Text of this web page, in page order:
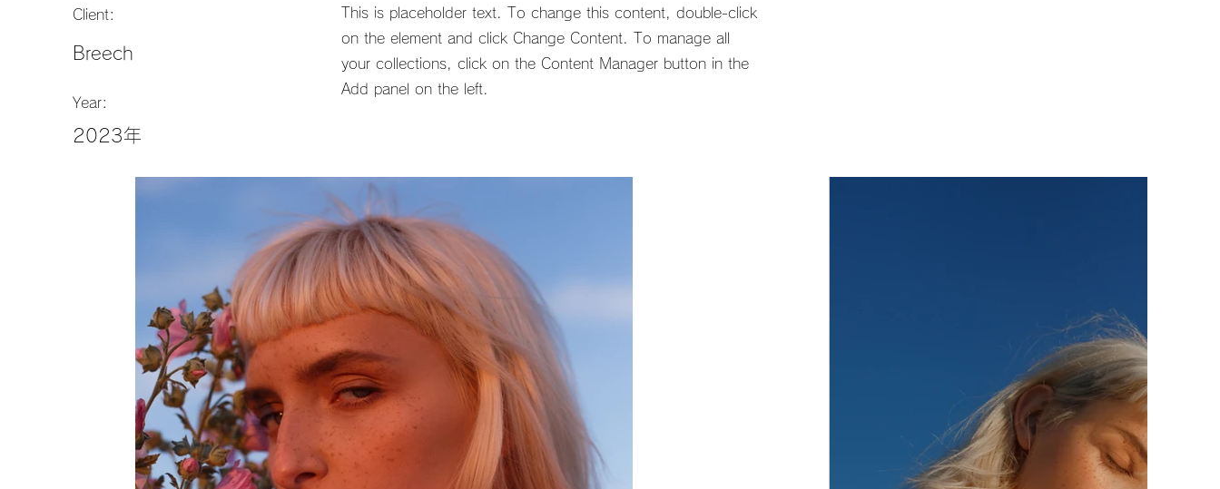
Client:
Breech
Year:
2023年
This is placeholder text. To change this content, double-click
on the element and click Change Content. To manage all
your collections, click on the Content Manager button in the
Add panel on the left.